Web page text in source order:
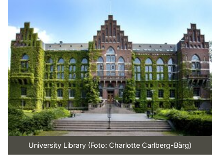
University Library (Foto: Charlotte Carlberg-Bärg)